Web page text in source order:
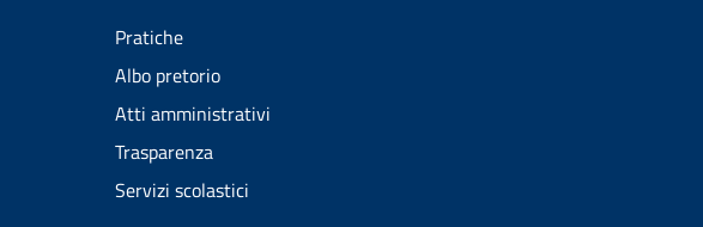
Pratiche
Albo pretorio
Atti amministrativi
Trasparenza
Servizi scolastici